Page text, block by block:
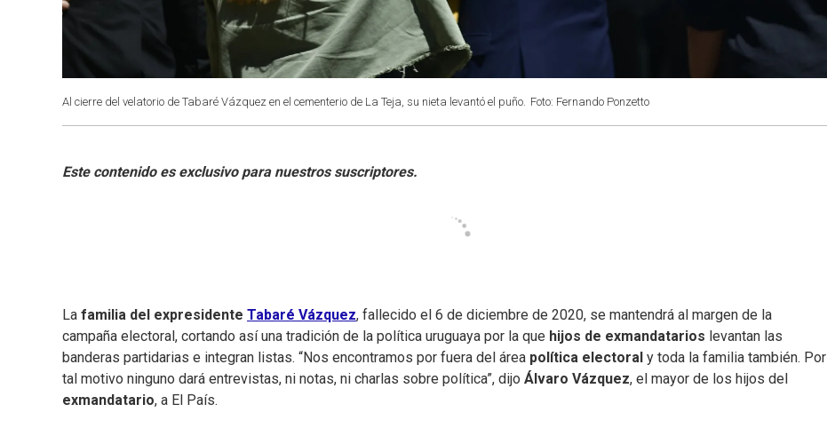
Al cierre del velatorio de Tabaré Vázquez en el cementerio de La Teja, su nieta levantó el puño. Foto: Fernando Ponzetto
La familia del expresidente Tabaré Vázquez, fallecido el 6 de diciembre de 2020, se mantendrá al margen de la
campaña electoral, cortando así una tradición de la política uruguaya por la que hijos de exmandatarios levantan las
banderas partidarias e integran listas. “Nos encontramos por fuera del área política electoral y toda la familia también. Por
tal motivo ninguno dará entrevistas, ni notas, ni charlas sobre política”, dijo Álvaro Vázquez, el mayor de los hijos del
exmandatario, a El País.